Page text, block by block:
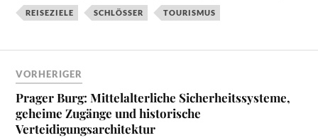
REISEZIELE SCHLÖSSER TOURISMUS
VORHERIGER
Prager Burg: Mittelalterliche Sicherheitssysteme,
geheime Zugänge und historische
Verteidigungsarchitektur